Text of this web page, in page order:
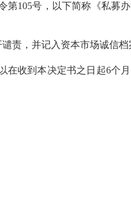
第105号，以下简称《私募
，并记入资本市场诚信档
收到本决定书之日起6个
南证